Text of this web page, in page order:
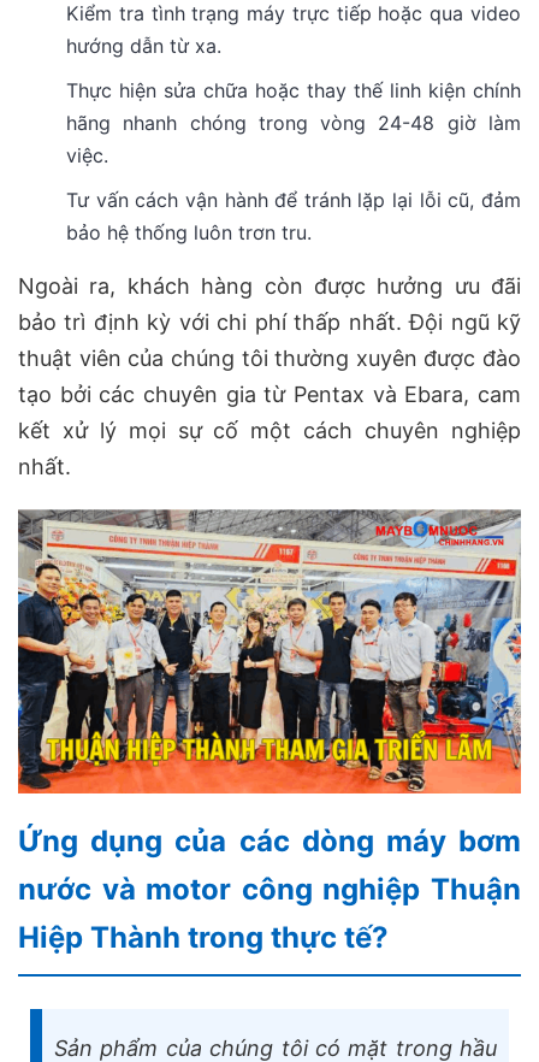
Kiểm tra tình trạng máy trực tiếp hoặc qua video
hướng dẫn từ xa.
Thực hiện sửa chữa hoặc thay thế linh kiện chính
hãng nhanh chóng trong vòng 24-48 giờ làm
việc.
Tư vấn cách vận hành để tránh lặp lại lỗi cũ, đảm
bảo hệ thống luôn trơn tru.
Ngoài ra, khách hàng còn được hưởng ưu đãi
bảo trì định kỳ với chi phí thấp nhất. Đội ngũ kỹ
thuật viên của chúng tôi thường xuyên được đào
tạo bởi các chuyên gia từ Pentax và Ebara, cam
kết xử lý mọi sự cố một cách chuyên nghiệp
nhất.
Ứng dụng của các dòng máy bơm
nước và motor công nghiệp Thuận
Hiệp Thành trong thực tế?
Sản phẩm của chúng tôi có mặt trong hầu